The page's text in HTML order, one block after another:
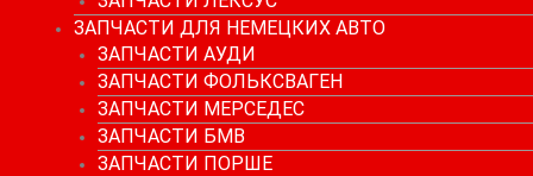
ЗАПЧАСТИ ДЛЯ НЕМЕЦКИХ АВТО
ЗАПЧАСТИ АУДИ
ЗАПЧАСТИ ФОЛЬКСВАГЕН
ЗАПЧАСТИ МЕРСЕДЕС
ЗАПЧАСТИ БМВ
ЗАПЧАСТИ ПОРШЕ